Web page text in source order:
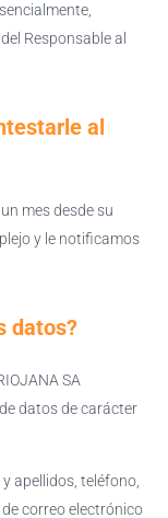
Responsable al
al
mes desde su
y le notificamos
datos?
SA
datos de carácter
apellidos, teléfono,
correo electrónico